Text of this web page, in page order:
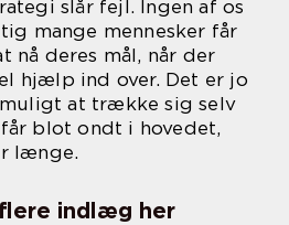
slår fejl. Ingen af os
mange mennesker får
nå deres mål, når der
hjælp ind over. Det er jo
at trække sig selv
blot ondt i hovedet,
længe.
indlæg her